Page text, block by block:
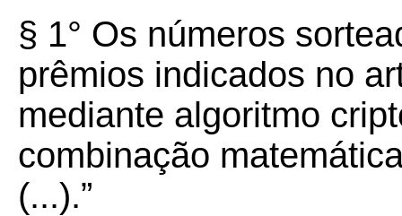
§ 1° Os números
prêmios indicados no
mediante algoritmo
combinação
(...).”